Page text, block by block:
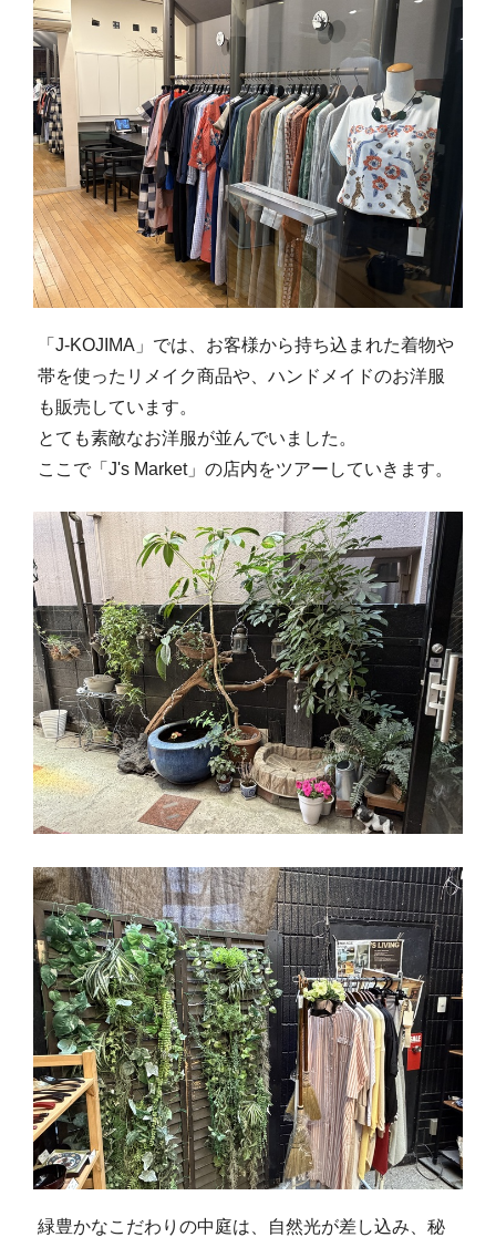
「J-KOJIMA」では、お客様から持ち込まれた着物や
帯を使ったリメイク商品や、ハンドメイドのお洋服
も販売しています。
とても素敵なお洋服が並んでいました。
ここで「J's Market」の店内をツアーしていきます。
緑豊かなこだわりの中庭は、自然光が差し込み、秘